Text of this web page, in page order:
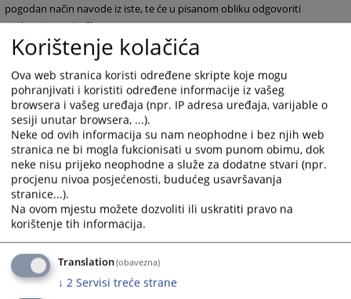
pogodan način navode iz iste, te će u pisanom obliku odgovoriti
podnosiocu pritužbe.
Pritužbe na rad i ponašanje sudija mogu se dostaviti Visokom
sudskom i tužilačkom vijeću Bosne i Hercegovine-Uredu disciplinskog
tužioca, koji su jedini ovlašteni da razmatraju navedene pritužbe i to
na adresu:
Visoko sudsko i tužilačko vijeće Bosne i Hercegovine
Ul. Kraljice Jelene br.88
71000Sarajevo
4155PREGLEDA
Korištenje kolačića
Ova web stranica koristi određene skripte koje mogu
pohranjivati i koristiti određene informacije iz vašeg
browsera i vašeg uređaja (npr. IP adresa uređaja, varijable o
sesiji unutar browsera, ...).
Neke od ovih informacija su nam neophodne i bez njih web
stranica ne bi mogla fukcionisati u svom punom obimu, dok
neke nisu prijeko neophodne a služe za dodatne stvari (npr.
procjenu nivoa posjećenosti, budućeg usavršavanja
stranice...).
Na ovom mjestu možete dozvoliti ili uskratiti pravo na
korištenje tih informacija.
Translation(obavezna)
↓ 2 Servisi treće strane